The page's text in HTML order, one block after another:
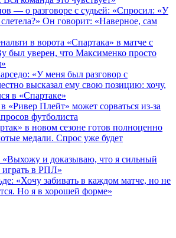
— о разговоре с судьей: «Спросил: «У
Он говорит: «Наверное, сам
в ворота «Спартака» в матче с
был уверен, что Максименко просто
«У меня был разговор с
высказал ему свою позицию: хочу,
в «Спартаке»
«Ривер Плейт» может сорваться из‑за
футболиста
в новом сезоне готов полноценно
медали. Спрос уже будет
и доказываю, что я сильный
играть в РПЛ»
«Хочу забивать в каждом матче, но не
Но я в хорошей форме»